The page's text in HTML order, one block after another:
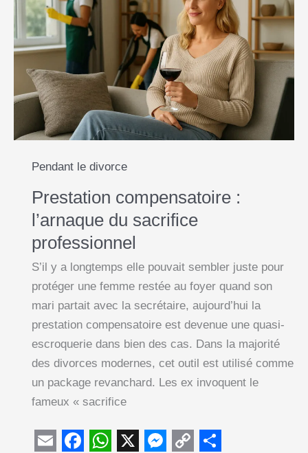
o
k
p
p
g
e
r
n
k
cachée
du
mariage
comment
la
réduire)
Pendant le divorce
Prestation compensatoire :
l’arnaque du sacrifice
professionnel
S’il y a longtemps elle pouvait sembler juste pour
protéger une femme restée au foyer quand son
mari partait avec la secrétaire, aujourd’hui la
prestation compensatoire est devenue une quasi-
escroquerie dans bien des cas. Dans la majorité
des divorces modernes, cet outil est utilisé comme
un package revanchard. Les ex invoquent le
fameux « sacrifice